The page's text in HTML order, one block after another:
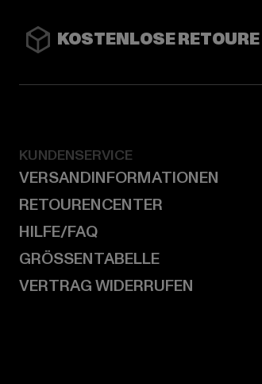
KOSTENLOSE RETOURE
KUNDENSERVICE
VERSANDINFORMATIONEN
RETOURENCENTER
HILFE/FAQ
GRÖSSENTABELLE
VERTRAG WIDERRUFEN